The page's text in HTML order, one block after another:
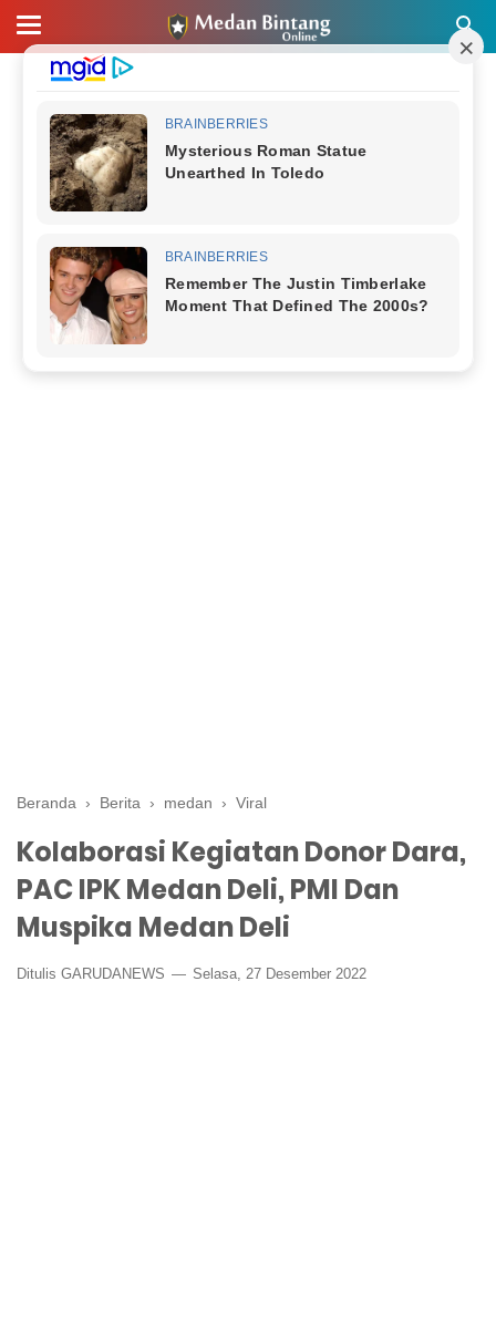
Beranda › Berita › medan › Viral
Kolaborasi Kegiatan Donor Dara,
PAC IPK Medan Deli, PMI Dan
Muspika Medan Deli
Ditulis GARUDANEWS Selasa, 27 Desember 2022